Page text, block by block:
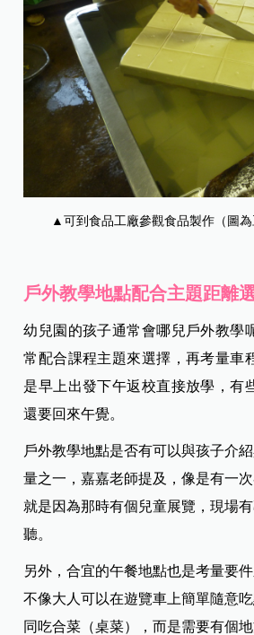
▲可到食品工廠參觀食品製作（圖為
戶外教學地點配合主題距離
幼兒園的孩子通常會哪兒戶外教學
常配合課程主題來選擇，再考量車
是早上出發下午返校直接放學，有
還要回來午覺。
戶外教學地點是否有可以與孩子介
量之一，嘉嘉老師提及，像是有一
就是因為那時有個兒童展覽，現場
聽。
另外，合宜的午餐地點也是考量要
不像大人可以在遊覽車上簡單隨意
同吃合菜（桌菜），而是需要有個